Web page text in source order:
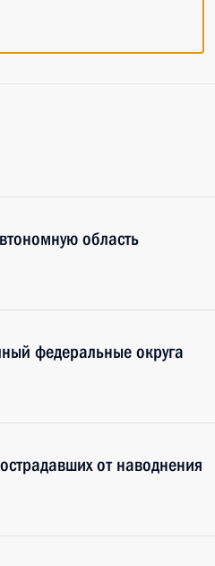
область
федеральные округа
от наводнения